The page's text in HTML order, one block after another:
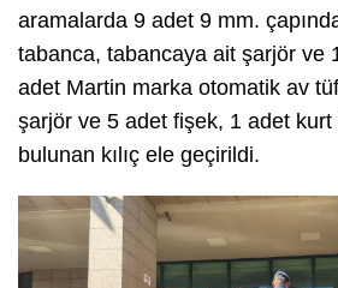
aramalarda 9 adet 9 mm.
tabanca, tabancaya ait şarjör ve
adet Martin marka otomatik av
şarjör ve 5 adet fişek, 1 adet kurt
bulunan kılıç ele geçirildi.